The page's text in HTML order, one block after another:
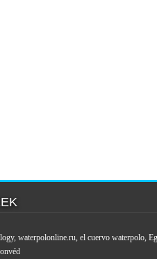
, waterpolonline.ru, el cuervo waterpolo,